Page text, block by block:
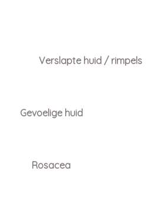
Verslapte huid / rimpels
Gevoelige huid
Rosacea